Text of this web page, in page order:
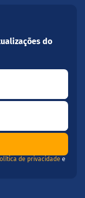
do
de privacidade e